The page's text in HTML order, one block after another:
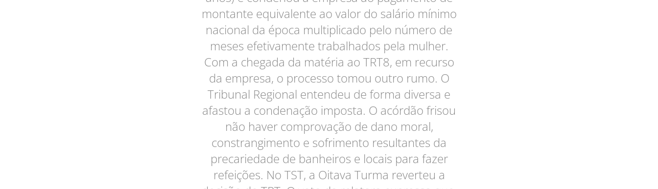
montante equivalente ao valor do salário mínimo
nacional da época multiplicado pelo número de
meses efetivamente trabalhados pela mulher.
Com a chegada da matéria ao TRT8, em recurso
da empresa, o processo tomou outro rumo. O
Tribunal Regional entendeu de forma diversa e
afastou a condenação imposta. O acórdão frisou
não haver comprovação de dano moral,
constrangimento e sofrimento resultantes da
precariedade de banheiros e locais para fazer
refeições. No TST, a Oitava Turma reverteu a